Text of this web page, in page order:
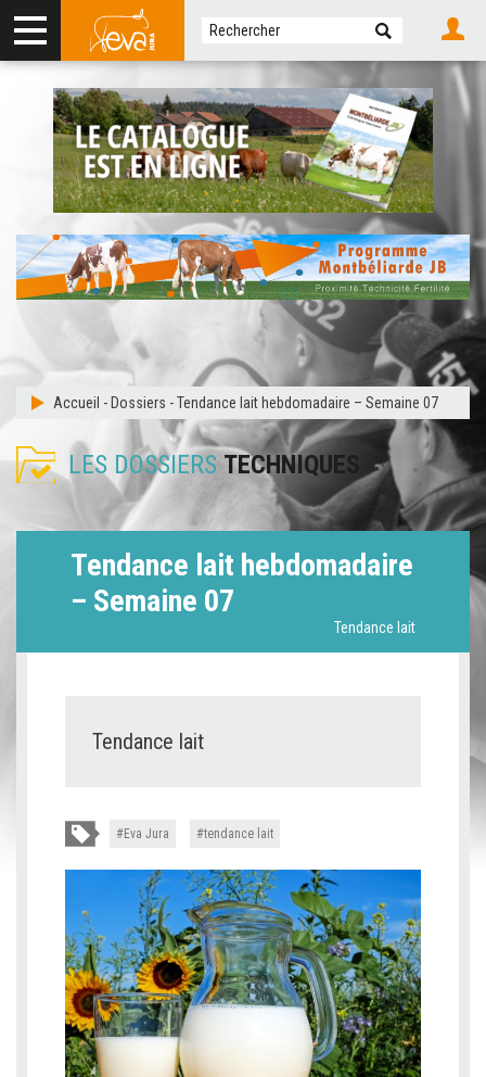
Accueil - Dossiers -Tendance lait hebdomadaire – Semaine 07
LES DOSSIERS TECHNIQUES
Tendance lait hebdomadaire
– Semaine 07
Tendance lait
Tendance lait
Eva Jura tendance lait